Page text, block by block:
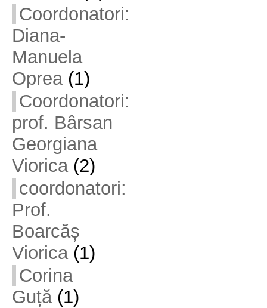
Coordonatori:
Diana-
Manuela
Oprea(1)
Coordonatori:
prof. Bârsan
Georgiana
Viorica(2)
coordonatori:
Prof.
Boarcăș
Viorica(1)
Corina
Guță(1)